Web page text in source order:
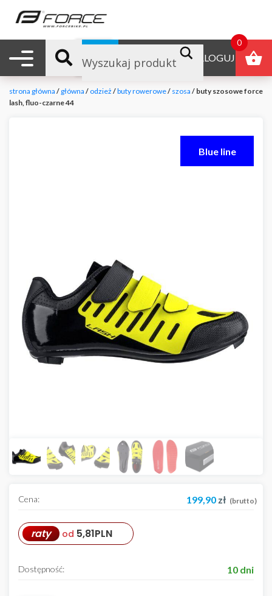
Nawigacja mobilna ZALOGUJ
B2B
strona główna / główna / odzież /buty rowerowe/ szosa / buty szosowe force
lash, fluo-czarne 44
Blue line
Cena: 199,90 zł (brutto)
raty od 5,81PLN
Dostępność: 10 dni
0